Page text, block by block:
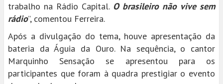
trabalho na Rádio Capital. O brasileiro não vive sem
rádio”, comentou Ferreira.
Após a divulgação do tema, houve apresentação da
bateria da Águia da Ouro. Na sequência, o cantor
Marquinho Sensação se apresentou para os
participantes que foram à quadra prestigiar o evento